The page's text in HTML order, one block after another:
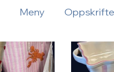
Meny
Aktuelt